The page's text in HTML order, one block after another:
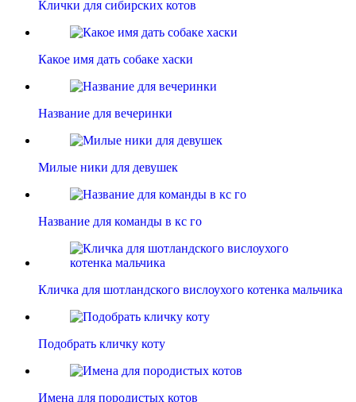
Клички для сибирских котов
Какое имя дать собаке хаски
Название для вечеринки
Милые ники для девушек
Название для команды в кс го
Кличка для шотландского вислоухого котенка мальчика
Подобрать кличку коту
Имена для породистых котов